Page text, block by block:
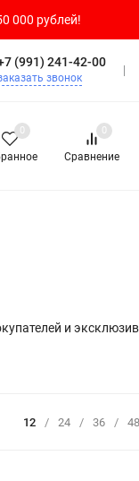
000 рублей!
(991) 241-42-00
звонок
0
Сравнение
0
и
12 / 24 / 36 / 48